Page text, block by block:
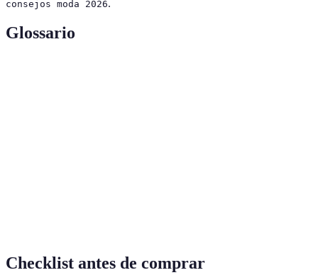
consejos moda 2026.
Glossario
Checklist antes de comprar